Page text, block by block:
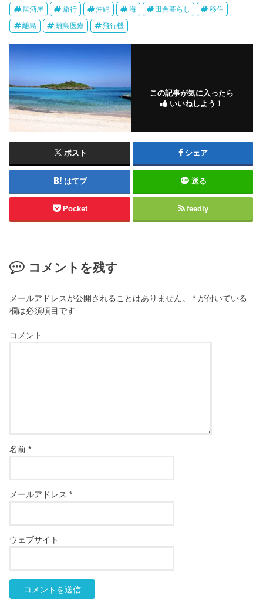
居酒屋 旅行 沖縄 海 田舎暮らし 移住
離島 離島医療 飛行機
この記事が気に入ったら
いいねしよう！
ポスト シェア
はてブ 送る
Pocket feedly
コメントを残す
メールアドレスが公開されることはありません。 * が付いている
欄は必須項目です
コメント
名前*
メールアドレス*
ウェブサイト